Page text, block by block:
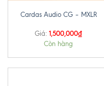
Cardas Audio CG – MXLR
Giá: 1,500,000₫
Còn hàng